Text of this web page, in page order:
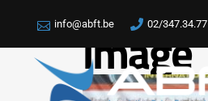
info@abft.be 02/347.34.77
image